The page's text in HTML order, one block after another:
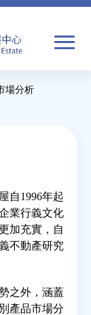
場分析
自1996年起
業行義文化
加充實，自
不動產研究
之外，涵蓋
產品市場分